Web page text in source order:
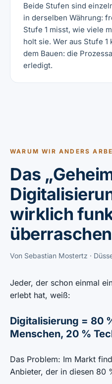
Beide Stufen sind
in derselben Währung:
Stufe 1 misst, wie viele
holt sie. Wer aus Stufe
dem Bauen: die
erledigt.
WARUM WIR ANDERS
Das
wirklich
Von Sebastian Mostertz ·
Jeder, der schon einmal
erlebt hat, weiß:
Digitalisierung = 80
Menschen, 20 %
Das Problem: Im Markt
Anbieter, der in diesen 80